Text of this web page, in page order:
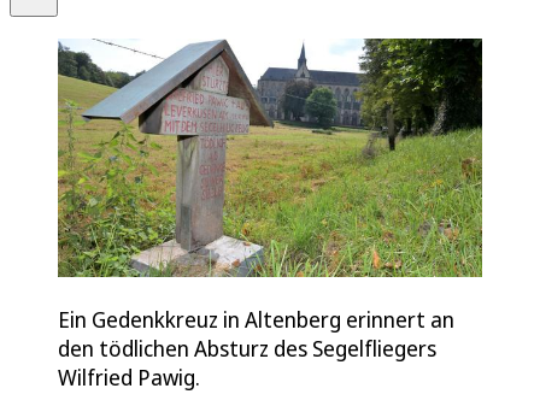
Ein Gedenkkreuz in Altenberg erinnert an
den tödlichen Absturz des Segelfliegers
Wilfried Pawig.